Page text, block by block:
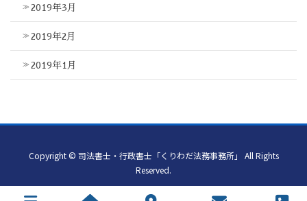
2019年3月
2019年2月
2019年1月
Copyright © 司法書士・行政書士「くりわだ法務事務所」 All Rights
Reserved.